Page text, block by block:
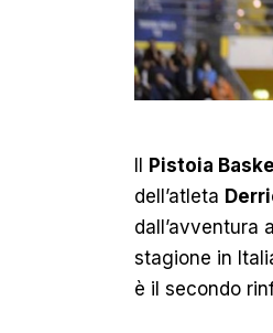
Pistoia
dell’atleta
dall’avventura al
stagione in
è il secondo